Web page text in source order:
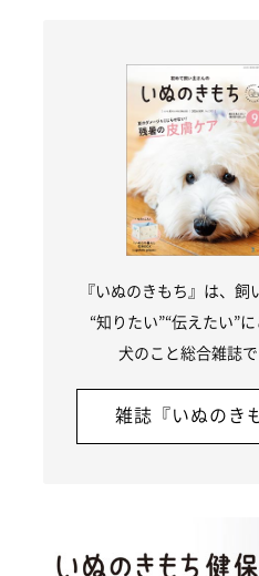
『いぬのきもち』は、飼
“知りたい”“伝えたい”
犬のこと総合雑誌で
雑誌『いぬのき